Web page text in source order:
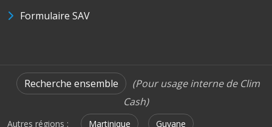
Formulaire SAV
Recherche ensemble
(Pour usage interne de Clim
Cash)
Autres régions : Martinique Guyane